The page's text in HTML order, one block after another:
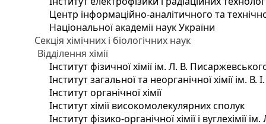
Центр інформаційно-аналітичного та
Національної академії наук України
Секція хімічних і біологічних наук
Відділення хімії
Інститут фізичної хімії ім. Л. В.
Інститут загальної та неорганічної хімії ім. В.
Інститут органічної хімії
Інститут хімії високомолекулярних сполук
Інститут фізико-органічної хімії і вуглехімії